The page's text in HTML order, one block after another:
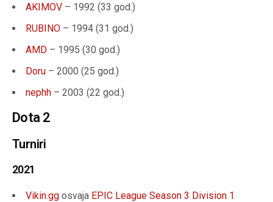
AKIMOV – 1992 (33 god.)
RUBINO – 1994 (31 god.)
AMD – 1995 (30 god.)
Doru – 2000 (25 god.)
nephh – 2003 (22 god.)
Dota 2
Turniri
2021
Vikin.gg osvaja EPIC League Season 3 Division 1